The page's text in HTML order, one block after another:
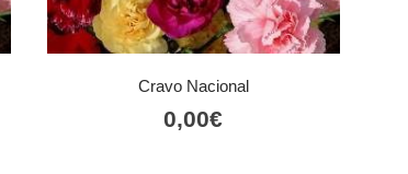
Cravo Nacional
0,00€